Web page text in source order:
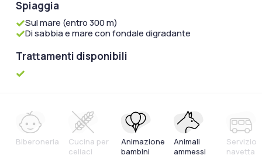
Spiaggia
Sul mare (entro 300 m)
Di sabbia e mare con fondale digradante
Trattamenti disponibili
Biberoneria
Cucina per
celiaci
Animazione
bambini
Animali
ammessi
Servizio
navetta